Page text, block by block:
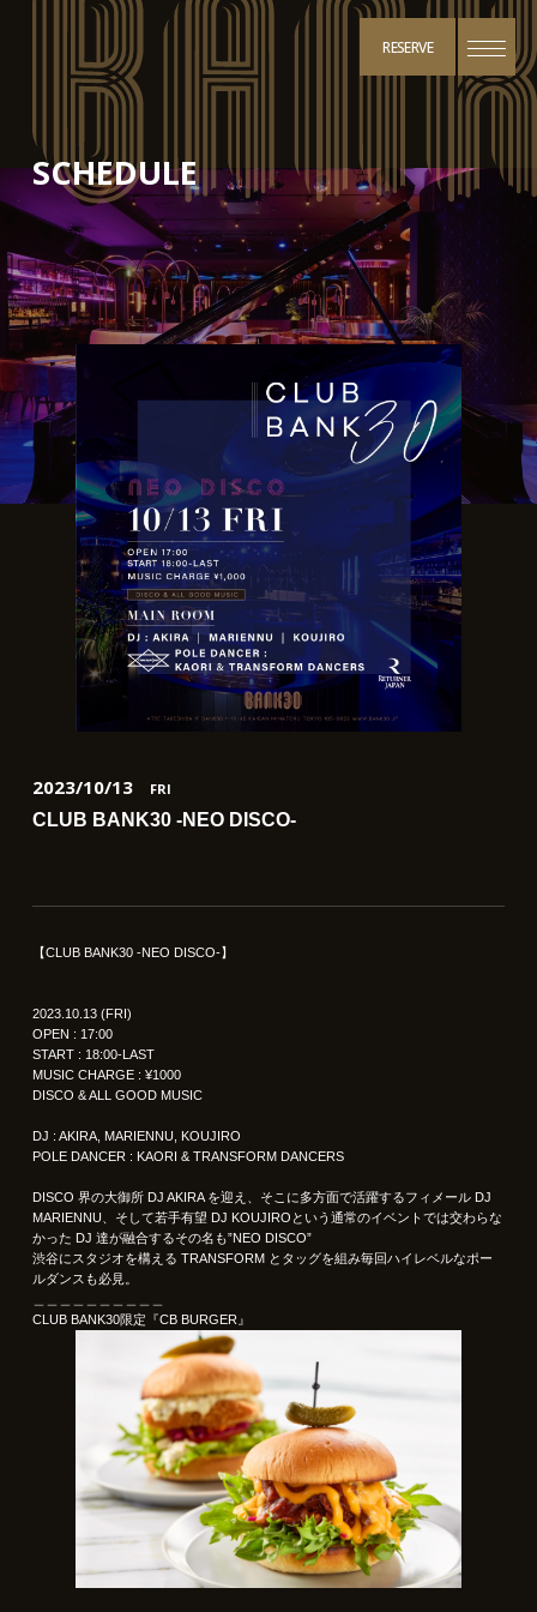
RESERVE
SCHEDULE
2023/10/13 FRI
CLUB BANK30 -NEO DISCO-
【CLUB BANK30 -NEO DISCO-】
2023.10.13 (FRI)
OPEN : 17:00
START : 18:00-LAST
MUSIC CHARGE : ¥1000
DISCO & ALL GOOD MUSIC
DJ : AKIRA, MARIENNU, KOUJIRO
POLE DANCER : KAORI & TRANSFORM DANCERS
DISCO 界の大御所 DJ AKIRA を迎え、そこに多方面で活躍するフィメール DJ
MARIENNU、そして若手有望 DJ KOUJIROという通常のイベントでは交わらな
かった DJ 達が融合するその名も”NEO DISCO”
渋谷にスタジオを構える TRANSFORM とタッグを組み毎回ハイレベルなポー
ルダンスも必見。
CLUB BANK30限定『CB BURGER』